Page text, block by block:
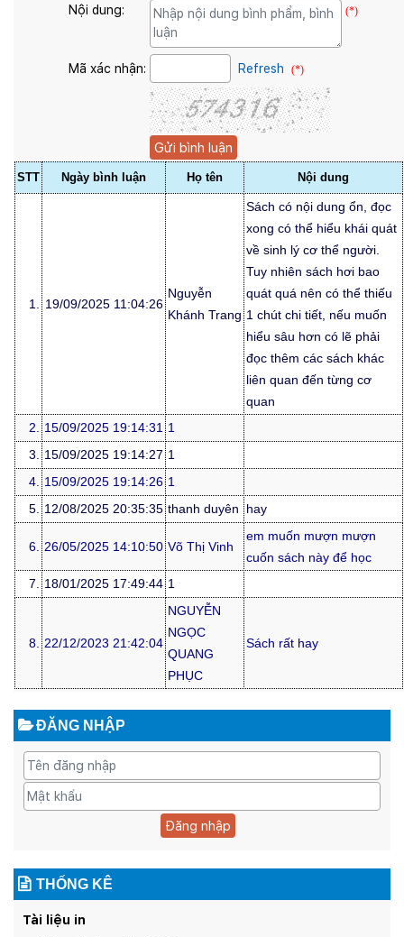
Nội dung: (*)
Mã xác nhận: Refresh (*)
STT Ngày bình luận Họ tên Nội dung
1. 19/09/2025 11:04:26
Nguyễn
Khánh Trang
Sách có nội dung ổn, đọc
xong có thể hiểu khái quát
về sinh lý cơ thể người.
Tuy nhiên sách hơi bao
quát quá nên có thể thiếu
1 chút chi tiết, nếu muốn
hiểu sâu hơn có lẽ phải
đọc thêm các sách khác
liên quan đến từng cơ
quan
2.
15/09/2025 19:14:31 1
3.
15/09/2025 19:14:27 1
4.
15/09/2025 19:14:26 1
5.
12/08/2025 20:35:35 thanh duyên hay
6. 26/05/2025 14:10:50 Võ Thị Vinh
em muốn mượn mượn
cuốn sách này để học
7.
18/01/2025 17:49:44 1
8. 22/12/2023 21:42:04
NGUYỄN
NGỌC
QUANG
PHỤC
Sách rất hay
ĐĂNG NHẬP
Đăng nhập
THỐNG KÊ
Tài liệu in